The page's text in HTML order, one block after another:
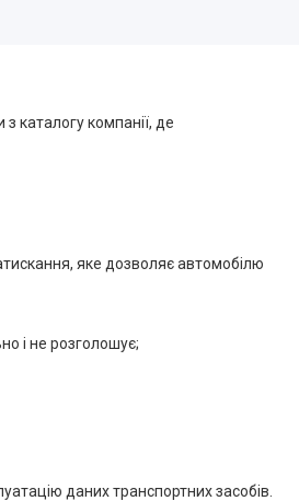
каталогу компанії, де
яке дозволяє автомобілю
і не розголошує;
даних транспортних засобів.